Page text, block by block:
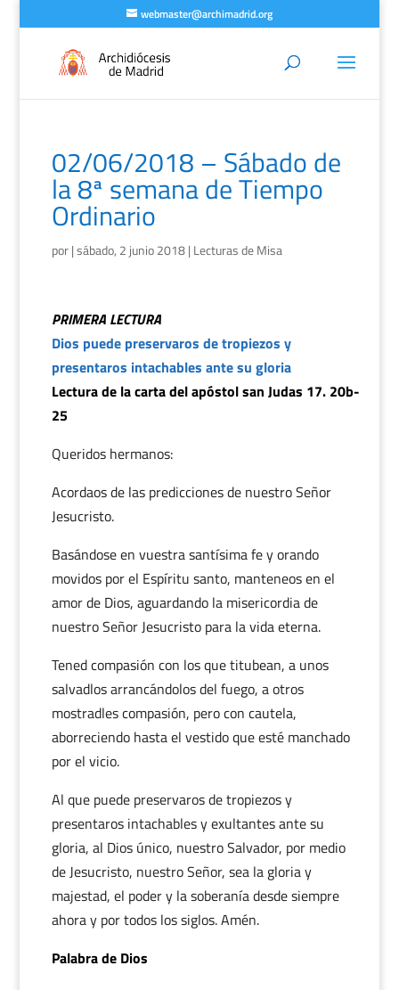
webmaster@archimadrid.org
02/06/2018 – Sábado de
la 8ª semana de Tiempo
Ordinario
por|sábado, 2 junio 2018| Lecturas de Misa
PRIMERA LECTURA
Dios puede preservaros de tropiezos y
presentaros intachables ante su gloria
Lectura de la carta del apóstol san Judas 17. 20b-
25
Queridos hermanos:
Acordaos de las predicciones de nuestro Señor
Jesucristo.
Basándose en vuestra santísima fe y orando
movidos por el Espíritu santo, manteneos en el
amor de Dios, aguardando la misericordia de
nuestro Señor Jesucristo para la vida eterna.
Tened compasión con los que titubean, a unos
salvadlos arrancándolos del fuego, a otros
mostradles compasión, pero con cautela,
aborreciendo hasta el vestido que esté manchado
por el vicio.
Al que puede preservaros de tropiezos y
presentaros intachables y exultantes ante su
gloria, al Dios único, nuestro Salvador, por medio
de Jesucristo, nuestro Señor, sea la gloria y
majestad, el poder y la soberanía desde siempre
ahora y por todos los siglos. Amén.
Palabra de Dios